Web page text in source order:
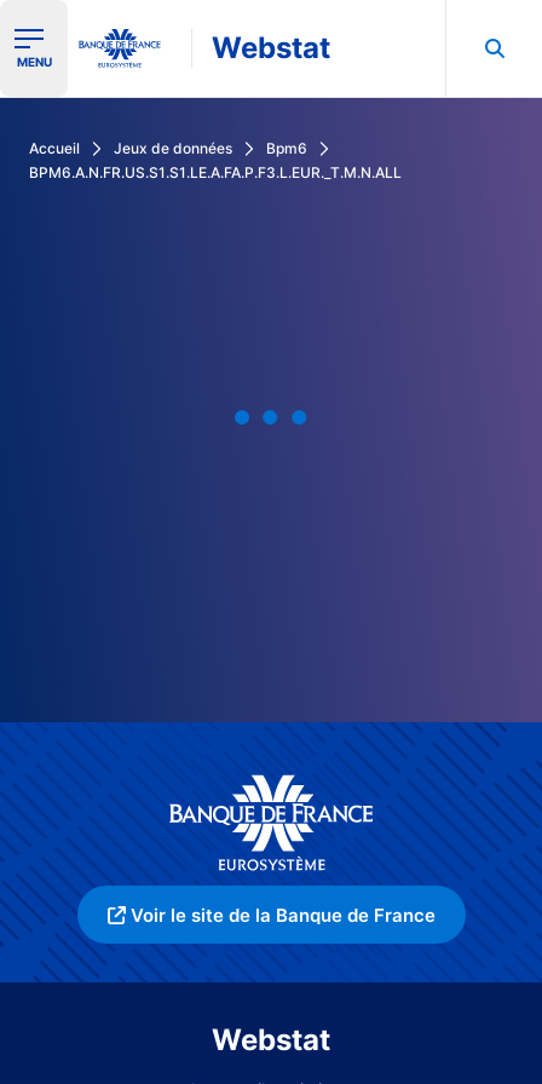
Ouvrir le menu de navigation
MENU Webstat
Accueil Jeux de données
Bpm6
BPM6.A.N.FR.US.S1.S1.LE.A.FA.P.F3.L.EUR._T.M.N.ALL
Voir le site de la Banque de France
Webstat